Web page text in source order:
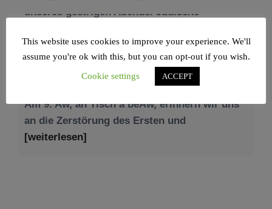
Am 9. Aw, an Tisch’a beAw, erinnern wir uns
an die Zerstörung des Ersten und
This website uses cookies to improve your experience. We'll
assume you're ok with this, but you can opt-out if you wish.
Cookie settings
ACCEPT